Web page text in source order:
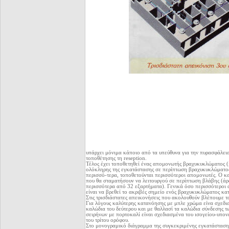
υπάρχει μόνιμα κάποιο από τα υπεύθυνα για την
τοποθέτησης τη reseption.
Τέλος έχει τοποθετηθεί ένας απομονωτής
ολόκληρης της εγκατάστασης σε περίπτωση
περισσό-τερα, τοποθετούνται περισσότεροι απομονωτές. Ο
που θα σταματήσουν να λειτουργού σε περίπτωση βλάβης
περισσότερα από 32 εξαρτήματα). Γενικά όσο
είναι να βρεθεί το ακριβές σημείο ενός βραχυκυκλώματος
Στις τρισδιάστατες απεικονήσεις που ακολουθούν βλέπουμε
Για λόγους καλύτερης κατανόησης με μπλε χρώμα είνα
καλώδια του δεύτερου και με θαλλασί τα καλώδια
σειρήνων με πορτοκαλί είναι σχεδιασμένα του ισογείου-
του τρίτου ορόφου.
Στο μονογραμικό διάγραμμα της συγκεκριμένης